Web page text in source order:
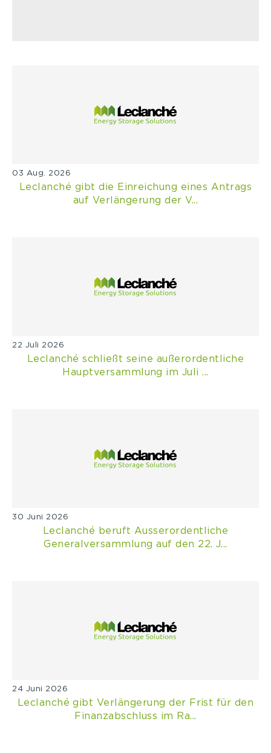
03 Aug. 2026
Leclanché gibt die Einreichung eines Antrags
auf Verlängerung der V...
22 Juli 2026
Leclanché schließt seine außerordentliche
Hauptversammlung im Juli ...
30 Juni 2026
Leclanché beruft Ausserordentliche
Generalversammlung auf den 22. J...
24 Juni 2026
Leclanché gibt Verlängerung der Frist für den
Finanzabschluss im Ra...